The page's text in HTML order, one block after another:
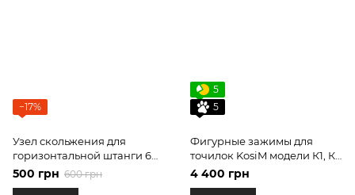
−17%
Узел скольжения для
горизонтальной штанги 6
мм
500 грн 600 грн
5
5
Фигурные зажимы для
точилок KosiM модели К1, К2
с поднутрением
4 400 грн